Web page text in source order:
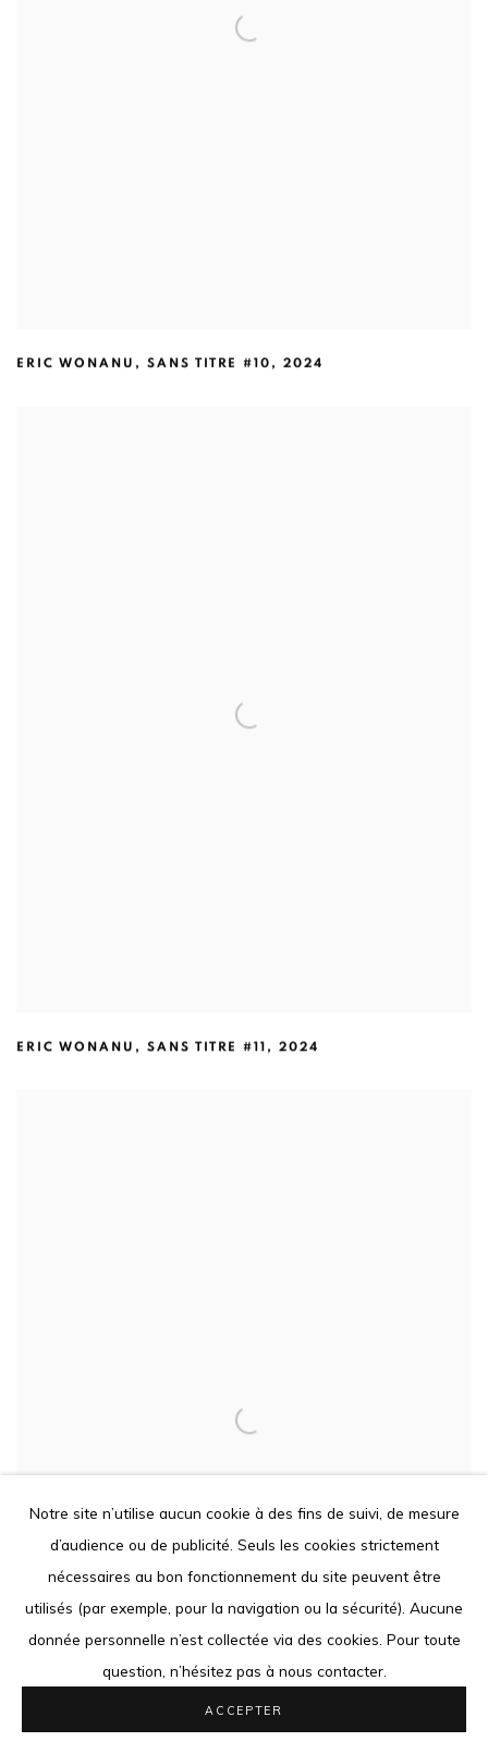
ERIC WONANU SANS TITRE #10 ,2024
ERIC WONANU SANS TITRE #11 ,2024
Notre site n’utilise aucun cookie à des fins de suivi, de mesure
d’audience ou de publicité. Seuls les cookies strictement
nécessaires au bon fonctionnement du site peuvent être
utilisés (par exemple, pour la navigation ou la sécurité). Aucune
donnée personnelle n’est collectée via des cookies. Pour toute
question, n’hésitez pas à nous contacter.
ACCEPTER